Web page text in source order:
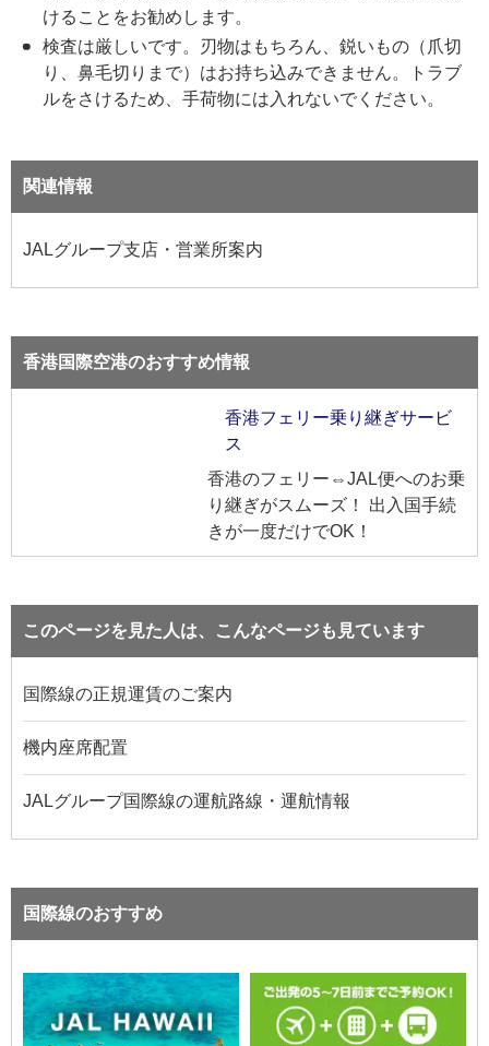
けることをお勧めします。
検査は厳しいです。刃物はもちろん、鋭いもの（爪切
り、鼻毛切りまで）はお持ち込みできません。トラブ
ルをさけるため、手荷物には入れないでください。
関連情報
JALグループ支店・営業所案内
香港国際空港のおすすめ情報
香港フェリー乗り継ぎサービ
ス
香港のフェリー⇔JAL便へのお乗
り継ぎがスムーズ！ 出入国手続
きが一度だけでOK！
このページを見た人は、こんなページも見ています
国際線の正規運賃のご案内
機内座席配置
JALグループ国際線の運航路線・運航情報
国際線のおすすめ